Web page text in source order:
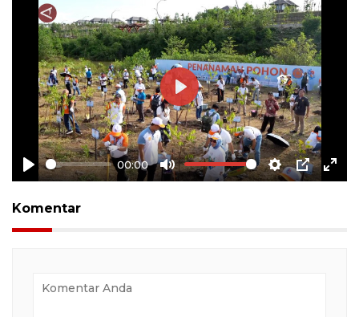
Play
00:00
Mute Settings
PIP
Play
Komentar